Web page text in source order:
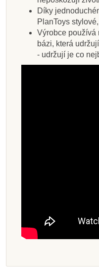
Díky
PlanToys
Výrobce používá
bázi, která
- udržují je co